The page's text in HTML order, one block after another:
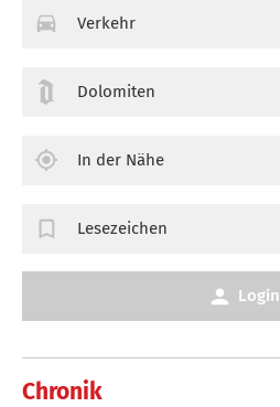
Chronik
Verkehr
Dolomiten
In der Nähe
Lesezeichen
Login